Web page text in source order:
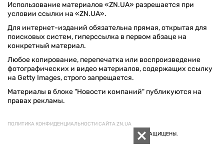
Использование материалов «ZN.UA» разрешается при
условии ссылки на «ZN.UA».
Для интернет-изданий обязательна прямая, открытая для
поисковых систем, гиперссылка в первом абзаце на
конкретный материал.
Любое копирование, перепечатка или воспроизведение
фотографических и видео материалов, содержащих ссылку
на Getty Images, строго запрещается.
Материалы в блоке "Новости компаний" публикуются на
правах рекламы.
ПОЛИТИКА КОНФИДЕНЦИАЛЬНОСТИ САЙТА ZN.UA
© 1994–2026 «ЗЕРКАЛО НЕДЕЛИ. УКРАИНА». ВСЕ ПРАВА ЗАЩИЩЕНЫ.